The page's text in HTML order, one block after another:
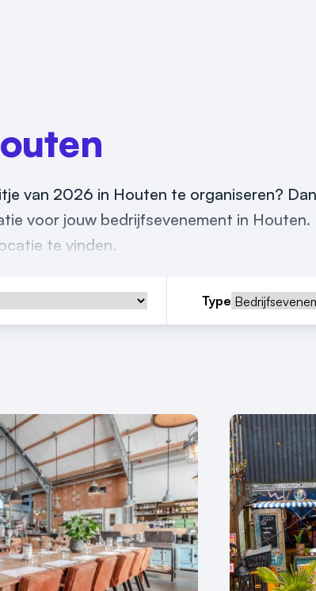
van 2026 in Houten te organiseren?
voor jouw bedrijfsevenement in Houten.
te vinden.
Type